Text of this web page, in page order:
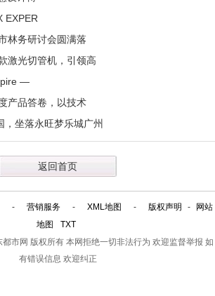
EXPER
林务研讨会圆满落
激光切管机，引领高
—
产品答卷，以技术
，坐落永旺梦乐城广州
返回首页
- 营销服务 - XML地图 - 版权声明 -
网站
地图
TXT
都市网 版权所有 本网拒绝一切非法行为 欢迎监督举报 如
有错误信息 欢迎纠正